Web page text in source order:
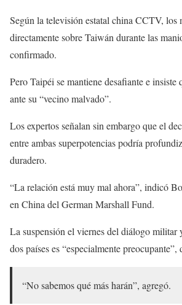
Según la televisión estatal china CCTV, los
directamente sobre Taiwán durante las
confirmado.
Pero Taipéi se mantiene desafiante e insiste
ante su “vecino malvado”.
Los expertos señalan sin embargo que el
entre ambas superpotencias podría
duradero.
“La relación está muy mal ahora”, indicó
en China del German Marshall Fund.
La suspensión el viernes del diálogo militar
dos países es “especialmente preocupante”,
“No sabemos qué más harán”, agregó.